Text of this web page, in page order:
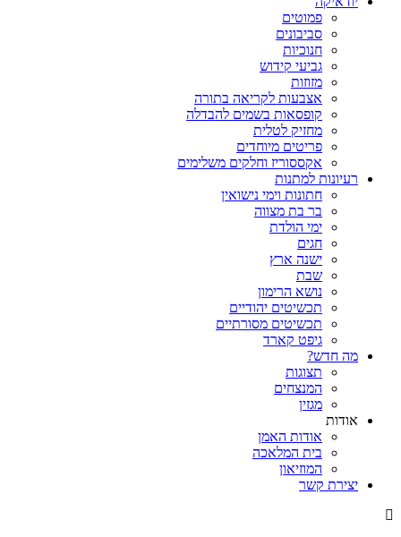
פמוטים
סביבונים
חנוכיות
גביעי קידוש
מזוזות
אצבעות לקריאה בתורה
קופסאות בשמים להבדלה
מחזיק לטלית
פריטים מיוחדים
אקססוריז וחלקים משלימים
רעיונות למתנות
חתונות וימי נישואין
בר בת מצווה
ימי הולדת
חגים
ישנה ארץ
שבת
נושא הרימון
תכשיטים יהודיים
תכשיטים מסורתיים
גיפט קארד
מה חדש?
תצוגות
המנצחים
מגזין
אודות
אודות האמן
בית המלאכה
המוזיאון
יצירת קשר